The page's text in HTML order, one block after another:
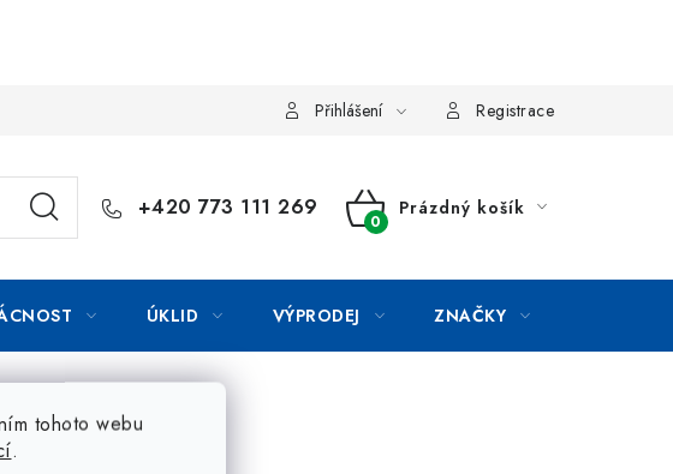
tohoto webu
.
Přihlášení Registrace
+420 773 111 269
NÁKUPNÍ
Prázdný košík
ÚKLID VÝPRODEJ ZNAČKY